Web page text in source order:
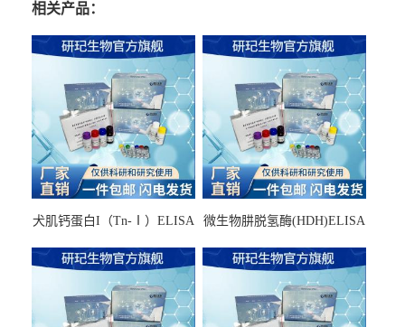
相关产品：
犬肌钙蛋白I（Tn-Ⅰ）ELISA
微生物肼脱氢酶(HDH)ELISA